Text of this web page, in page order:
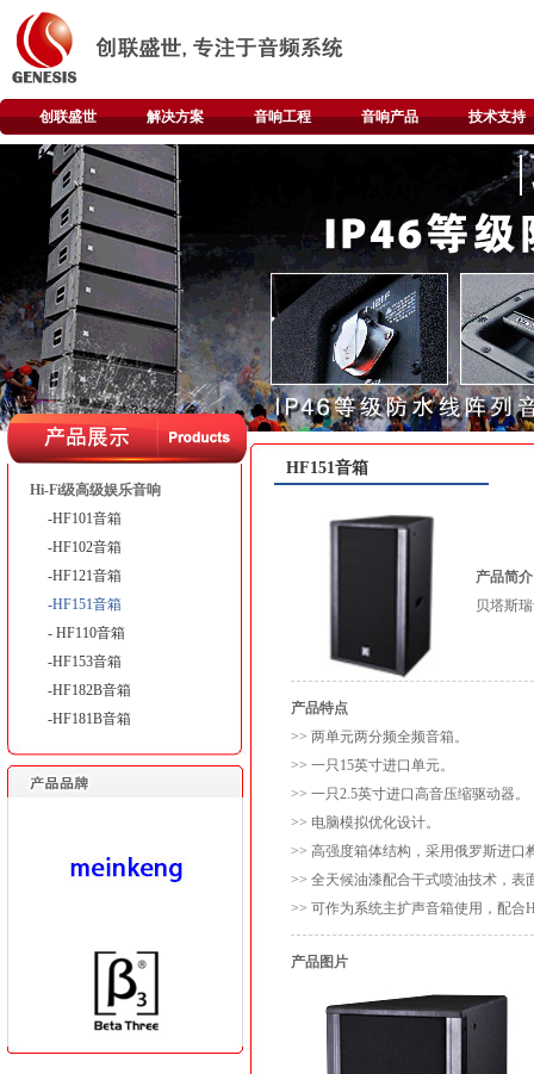
创联盛世 解决方案 音响工程 音响产品 技术支持
Hi-Fi级高级娱乐音响
-HF101音箱
-HF102音箱
-HF121音箱
-HF151音箱
- HF110音箱
-HF153音箱
-HF182B音箱
-HF181B音箱
HF151音箱
产品简介
贝塔斯
产品特点
>> 两单元两分频全频音箱。
>> 一只15英寸进口单元。
>> 一只2.5英寸进口高音压缩驱动器。
>> 电脑模拟优化设计。
>> 高强度箱体结构，采用俄罗斯进口
>> 全天候油漆配合干式喷油技术，表
>> 可作为系统主扩声音箱使用，配合
产品图片